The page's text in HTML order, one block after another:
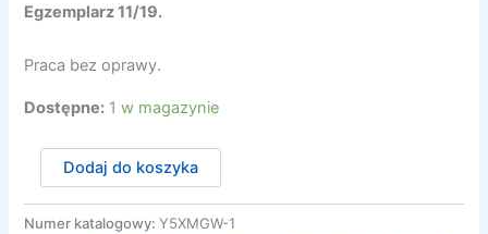
Egzemplarz 11/19.
Praca bez oprawy.
Dostępne: 1 w magazynie
brzegu
kosmosu
Dodaj do koszyka
Numer katalogowy:Y5XMGW-1